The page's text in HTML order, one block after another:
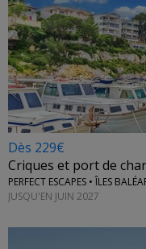
Dès 229€
Criques et port de
PERFECT ESCAPES • ÎLES
JUSQU'EN JUIN 2027